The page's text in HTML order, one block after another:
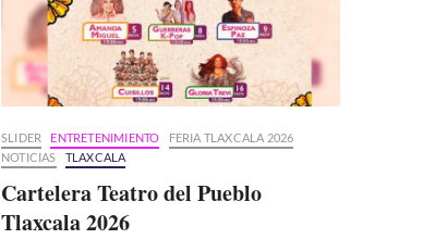
SLIDER ENTRETENIMIENTO
FERIA TLAXCALA 2026
NOTICIAS
TLAXCALA
Cartelera Teatro del Pueblo
Tlaxcala 2026